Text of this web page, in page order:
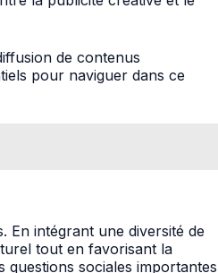
de contenus
pour naviguer dans ce
En intégrant une diversité de
tout en favorisant la
sociales importantes